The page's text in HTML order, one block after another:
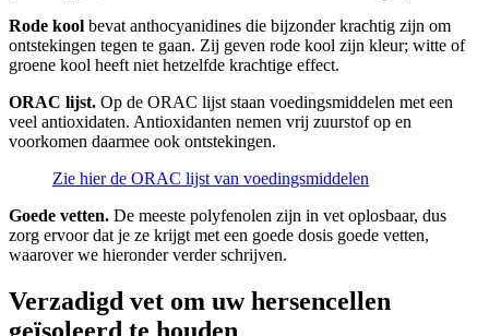
Rode kool bevat anthocyanidines die bijzonder krachtig zijn om
ontstekingen tegen te gaan. Zij geven rode kool zijn kleur; witte of
groene kool heeft niet hetzelfde krachtige effect.
ORAC lijst. Op de ORAC lijst staan voedingsmiddelen met een
veel antioxidaten. Antioxidanten nemen vrij zuurstof op en
voorkomen daarmee ook ontstekingen.
Zie hier de ORAC lijst van voedingsmiddelen
Goede vetten. De meeste polyfenolen zijn in vet oplosbaar, dus
zorg ervoor dat je ze krijgt met een goede dosis goede vetten,
waarover we hieronder verder schrijven.
Verzadigd vet om uw hersencellen